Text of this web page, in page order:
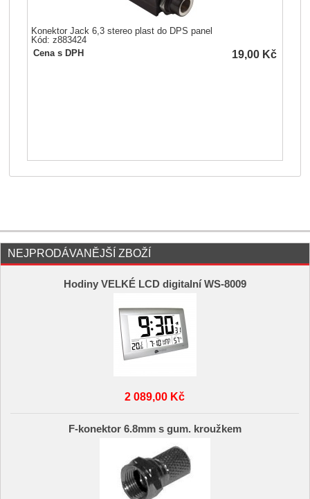
Konektor Jack 6,3 stereo plast do DPS panel
Kód: z883424
Cena s DPH
19,00 Kč
NEJPRODÁVANĚJŠÍ ZBOŽÍ
Hodiny VELKÉ LCD digitalní WS-8009
2 089,00 Kč
F-konektor 6.8mm s gum. kroužkem